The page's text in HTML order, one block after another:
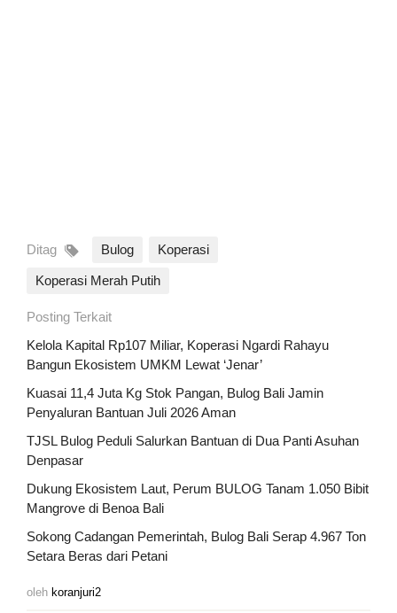
Ditag Bulog Koperasi
Koperasi Merah Putih
Posting Terkait
Kelola Kapital Rp107 Miliar, Koperasi Ngardi Rahayu
Bangun Ekosistem UMKM Lewat ‘Jenar’
Kuasai 11,4 Juta Kg Stok Pangan, Bulog Bali Jamin
Penyaluran Bantuan Juli 2026 Aman
TJSL Bulog Peduli Salurkan Bantuan di Dua Panti Asuhan
Denpasar
Dukung Ekosistem Laut, Perum BULOG Tanam 1.050 Bibit
Mangrove di Benoa Bali
Sokong Cadangan Pemerintah, Bulog Bali Serap 4.967 Ton
Setara Beras dari Petani
oleh koranjuri2